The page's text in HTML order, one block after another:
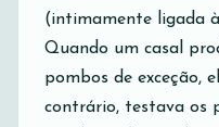
(intimamente ligada
Quando um casal
pombos de exceção,
contrário, testava os